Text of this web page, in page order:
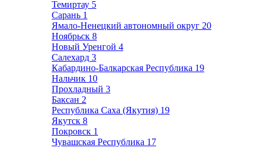
Темиртау 5
Сарань 1
Ямало-Ненецкий автономный округ 20
Ноябрьск 8
Новый Уренгой 4
Салехард 3
Кабардино-Балкарская Республика 19
Нальчик 10
Прохладный 3
Баксан 2
Республика Саха (Якутия) 19
Якутск 8
Покровск 1
Чувашская Республика 17